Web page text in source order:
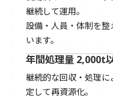
継続して運用。
設備・人員・体制を
います。
年間処理量 2,000t
継続的な回収・処理
定して再資源化。